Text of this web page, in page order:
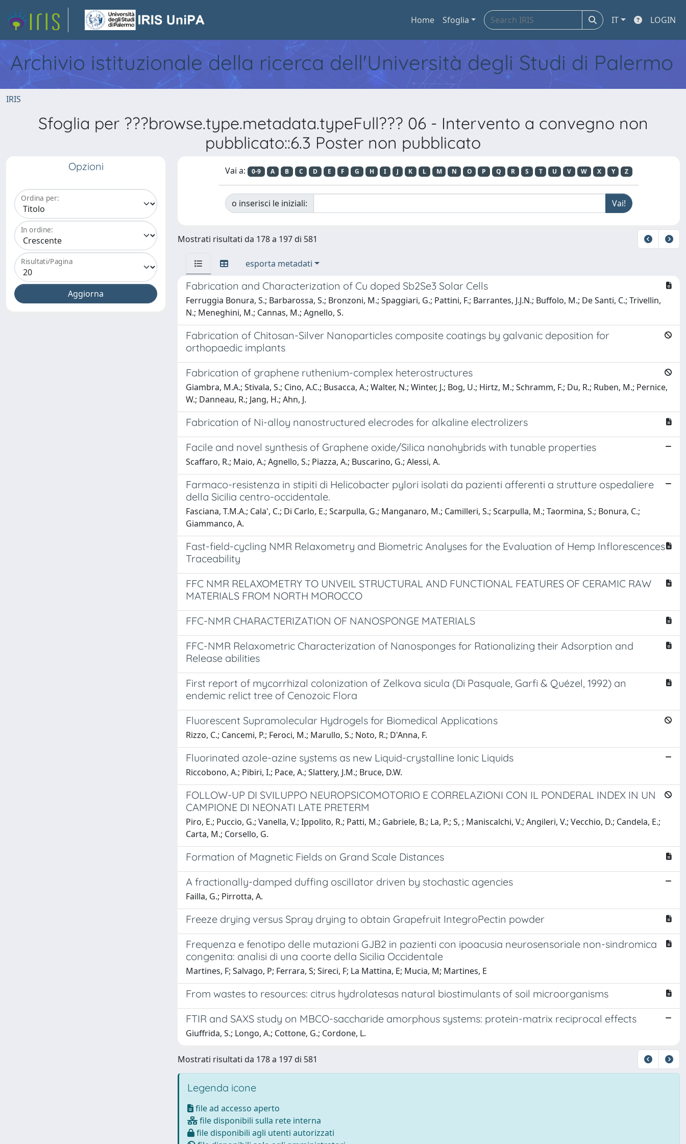
Home Sfoglia IT LOGIN
Archivio istituzionale della ricerca dell'Università degli Studi di Palermo
IRIS
Sfoglia per ???browse.type.metadata.typeFull??? 06 - Intervento a convegno non
pubblicato::6.3 Poster non pubblicato
Opzioni
Ordina per:
In ordine:
Risultati/Pagina
Vai a: 0-9 A B C D E F G H I J K L M N O P Q R S T U V W X Y Z
o inserisci le iniziali:
Mostrati risultati da 178 a 197 di 581
esporta metadati
Fabrication and Characterization of Cu doped Sb2Se3 Solar Cells
Ferruggia Bonura, S.; Barbarossa, S.; Bronzoni, M.; Spaggiari, G.; Pattini, F.; Barrantes, J.J.N.; Buffolo, M.; De Santi, C.; Trivellin,
N.; Meneghini, M.; Cannas, M.; Agnello, S.
Fabrication of Chitosan-Silver Nanoparticles composite coatings by galvanic deposition for
orthopaedic implants
Fabrication of graphene ruthenium-complex heterostructures
Giambra, M.A.; Stivala, S.; Cino, A.C.; Busacca, A.; Walter, N.; Winter, J.; Bog, U.; Hirtz, M.; Schramm, F.; Du, R.; Ruben, M.; Pernice,
W.; Danneau, R.; Jang, H.; Ahn, J.
Fabrication of Ni-alloy nanostructured elecrodes for alkaline electrolizers
Facile and novel synthesis of Graphene oxide/Silica nanohybrids with tunable properties
Scaffaro, R.; Maio, A.; Agnello, S.; Piazza, A.; Buscarino, G.; Alessi, A.
Farmaco-resistenza in stipiti di Helicobacter pylori isolati da pazienti afferenti a strutture ospedaliere
della Sicilia centro-occidentale.
Fasciana, T.M.A.; Cala', C.; Di Carlo, E.; Scarpulla, G.; Manganaro, M.; Camilleri, S.; Scarpulla, M.; Taormina, S.; Bonura, C.;
Giammanco, A.
Fast-field-cycling NMR Relaxometry and Biometric Analyses for the Evaluation of Hemp Inflorescences
Traceability
FFC NMR RELAXOMETRY TO UNVEIL STRUCTURAL AND FUNCTIONAL FEATURES OF CERAMIC RAW
MATERIALS FROM NORTH MOROCCO
FFC-NMR CHARACTERIZATION OF NANOSPONGE MATERIALS
FFC-NMR Relaxometric Characterization of Nanosponges for Rationalizing their Adsorption and
Release abilities
First report of mycorrhizal colonization of Zelkova sicula (Di Pasquale, Garfi & Quézel, 1992) an
endemic relict tree of Cenozoic Flora
Fluorescent Supramolecular Hydrogels for Biomedical Applications
Rizzo, C.; Cancemi, P.; Feroci, M.; Marullo, S.; Noto, R.; D'Anna, F.
Fluorinated azole-azine systems as new Liquid-crystalline Ionic Liquids
Riccobono, A.; Pibiri, I.; Pace, A.; Slattery, J.M.; Bruce, D.W.
FOLLOW-UP DI SVILUPPO NEUROPSICOMOTORIO E CORRELAZIONI CON IL PONDERAL INDEX IN UN
CAMPIONE DI NEONATI LATE PRETERM
Piro, E.; Puccio, G.; Vanella, V.; Ippolito, R.; Patti, M.; Gabriele, B.; La, P.; S, ; Maniscalchi, V.; Angileri, V.; Vecchio, D.; Candela, E.;
Carta, M.; Corsello, G.
Formation of Magnetic Fields on Grand Scale Distances
A fractionally-damped duffing oscillator driven by stochastic agencies
Failla, G.; Pirrotta, A.
Freeze drying versus Spray drying to obtain Grapefruit IntegroPectin powder
Frequenza e fenotipo delle mutazioni GJB2 in pazienti con ipoacusia neurosensoriale non-sindromica
congenita: analisi di una coorte della Sicilia Occidentale
Martines, F; Salvago, P; Ferrara, S; Sireci, F; La Mattina, E; Mucia, M; Martines, E
From wastes to resources: citrus hydrolatesas natural biostimulants of soil microorganisms
FTIR and SAXS study on MBCO-saccharide amorphous systems: protein-matrix reciprocal effects
Giuffrida, S.; Longo, A.; Cottone, G.; Cordone, L.
Mostrati risultati da 178 a 197 di 581
Legenda icone
file ad accesso aperto
file disponibili sulla rete interna
file disponibili agli utenti autorizzati